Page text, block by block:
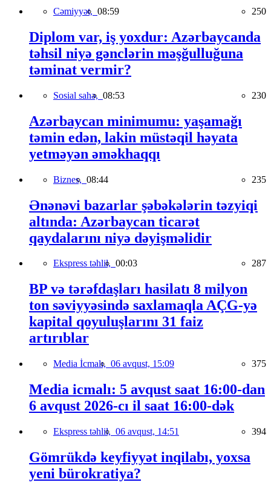
Cəmiyyət, 08:59 250
Diplom var, iş yoxdur: Azərbaycanda
təhsil niyə gənclərin məşğulluğuna
təminat vermir?
Sosial sahə, 08:53 230
Azərbaycan minimumu: yaşamağı
təmin edən, lakin müstəqil həyata
yetməyən əməkhaqqı
Biznes, 08:44 235
Ənənəvi bazarlar şəbəkələrin təzyiqi
altında: Azərbaycan ticarət
qaydalarını niyə dəyişməlidir
Ekspress təhlil, 00:03 287
BP və tərəfdaşları hasilatı 8 milyon
ton səviyyəsində saxlamaqla AÇG-yə
kapital qoyuluşlarını 31 faiz
artırıblar
Media İcmalı, 06 avqust, 15:09 375
Media icmalı: 5 avqust saat 16:00-dan
6 avqust 2026-cı il saat 16:00-dək
Ekspress təhlil, 06 avqust, 14:51 394
Gömrükdə keyfiyyət inqilabı, yoxsa
yeni bürokratiya?